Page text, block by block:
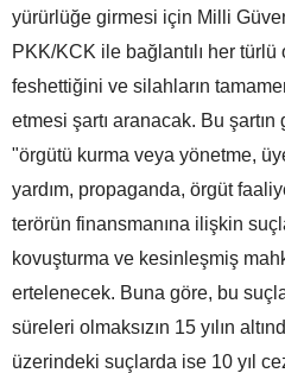
yürürlüğe girmesi için Milli
PKK/KCK ile bağlantılı her
feshettiğini ve silahların
etmesi şartı aranacak. Bu
"örgütü kurma veya yönetme,
yardım, propaganda, örgüt
terörün finansmanına ilişkin
kovuşturma ve kesinleşmiş
ertelenecek. Buna göre, bu
süreleri olmaksızın 15 yılın
üzerindeki suçlarda ise 10 yıl